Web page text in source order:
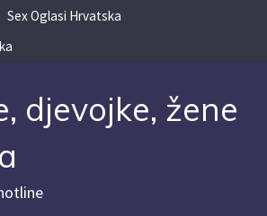
Sex Oglasi Hrvatska
djevojke, žene